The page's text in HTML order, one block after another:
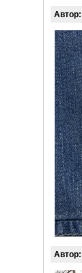
Автор:
Автор: